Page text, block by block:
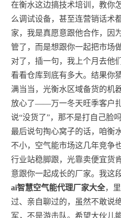
在衡水这边搞技术培训，教你
么调试设备，甚至连营销话术
家，我是真愿意跟他合作，因
管了，而是想跟你一起把市场
对了，插一句，我上个月去他
看看仓库到底有多大。结果你
满当当，光衡水区域备货的机
放心了——万一冬天旺季客户
说“没货了”，那不是打自己脸吗
最后说句掏心窝子的话，咱衡
不小，空气能市场这几年竞争
行业站稳脚跟，光靠卖便宜货
意跟你一起成长的厂家。我这
ai智慧空气能代理厂家大全，
过、亲自聊过的，虽然不敢说
军，不是游击队。希望大伙儿